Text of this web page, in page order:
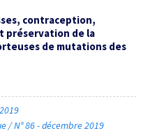
contraception,
de la
de mutations des
/ N° 86 - décembre 2019